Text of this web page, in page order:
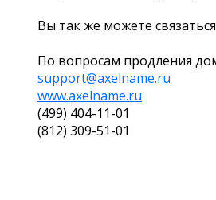
Вы так же можете
По вопросам продления
support@axelname.ru
www.axelname.ru
(499) 404-11-01
(812) 309-51-01